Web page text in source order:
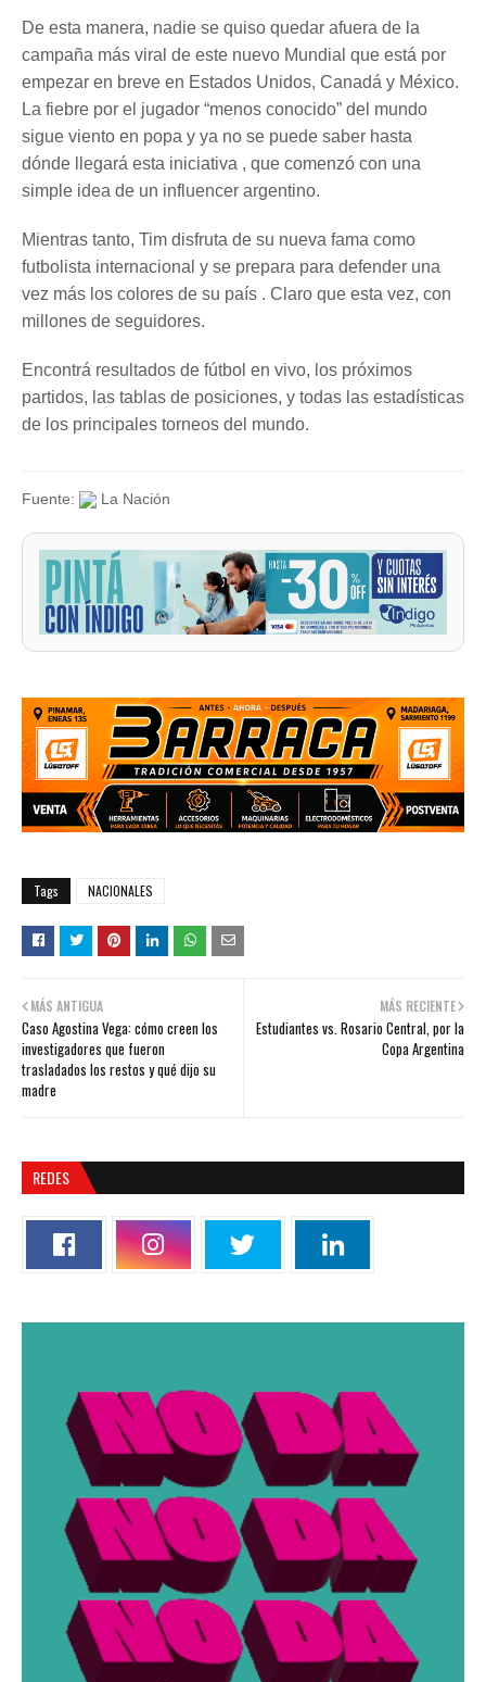
De esta manera, nadie se quiso quedar afuera de la
campaña más viral de este nuevo Mundial que está por
empezar en breve en Estados Unidos, Canadá y México.
La fiebre por el jugador “menos conocido” del mundo
sigue viento en popa y ya no se puede saber hasta
dónde llegará esta iniciativa , que comenzó con una
simple idea de un influencer argentino.
Mientras tanto, Tim disfruta de su nueva fama como
futbolista internacional y se prepara para defender una
vez más los colores de su país . Claro que esta vez, con
millones de seguidores.
Encontrá resultados de fútbol en vivo, los próximos
partidos, las tablas de posiciones, y todas las estadísticas
de los principales torneos del mundo.
Fuente: La Nación
Tags NACIONALES
MÁS RECIENTE
Estudiantes vs. Rosario Central, por la
Copa Argentina
MÁS ANTIGUA
Caso Agostina Vega: cómo creen los
investigadores que fueron
trasladados los restos y qué dijo su
madre
REDES